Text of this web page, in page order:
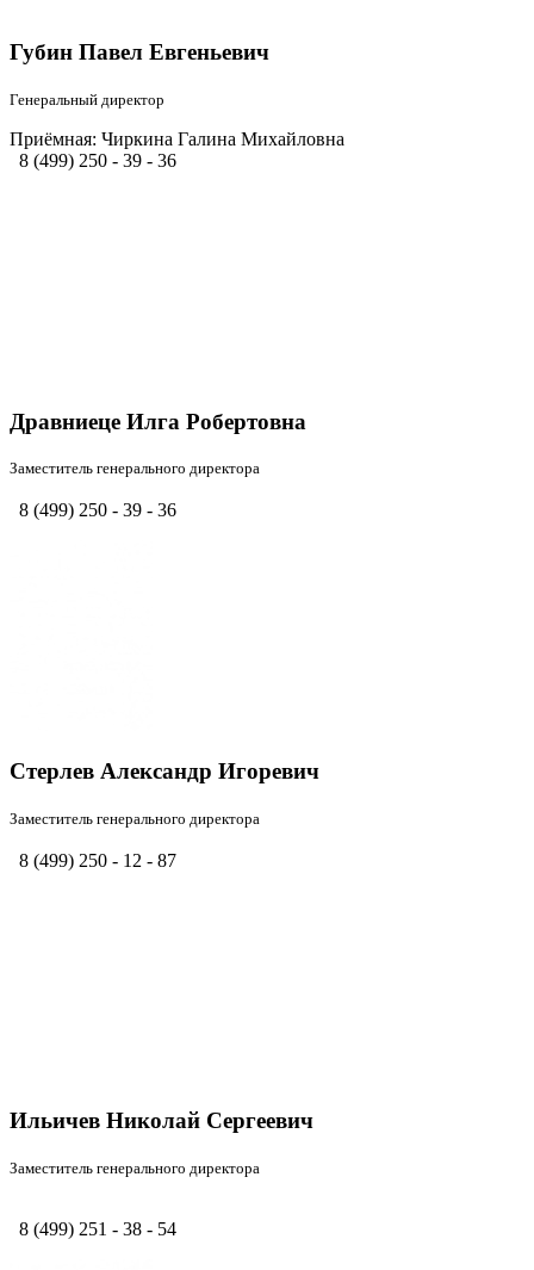
Губин Павел Евгеньевич
Генеральный директор
Приёмная: Чиркина Галина Михайловна
8 (499) 250 - 39 - 36
Дравниеце Илга Робертовна
Заместитель генерального директора
8 (499) 250 - 39 - 36
Стерлев Александр Игоревич
Заместитель генерального директора
8 (499) 250 - 12 - 87
Ильичев Николай Сергеевич
Заместитель генерального директора
8 (499) 251 - 38 - 54